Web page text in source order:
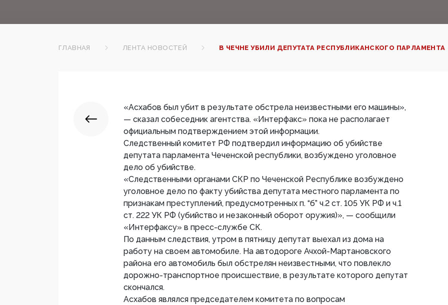
ГЛАВНАЯ ЛЕНТА НОВОСТЕЙ В ЧЕЧНЕ УБИЛИ ДЕПУТАТА РЕСПУБЛИКАНСКОГО ПАРЛАМЕНТА
«Асхабов был убит в результате обстрела неизвестными его машины»,
— сказал собеседник агентства. «Интерфакс» пока не располагает
официальным подтверждением этой информации.
Следственный комитет РФ подтвердил информацию об убийстве
депутата парламента Чеченской республики, возбуждено уголовное
дело об убийстве.
«Следственными органами СКР по Чеченской Республике возбуждено
уголовное дело по факту убийства депутата местного парламента по
признакам преступлений, предусмотренных п. “б” ч.2 ст. 105 УК РФ и ч.1
ст. 222 УК РФ (убийство и незаконный оборот оружия)», — сообщили
«Интерфаксу» в пресс-службе СК.
По данным следствия, утром в пятницу депутат выехал из дома на
работу на своем автомобиле. На автодороге Ачхой-Мартановского
района его автомобиль был обстрелян неизвестными, что повлекло
дорожно-транспортное происшествие, в результате которого депутат
скончался.
Асхабов являлся председателем комитета по вопросам